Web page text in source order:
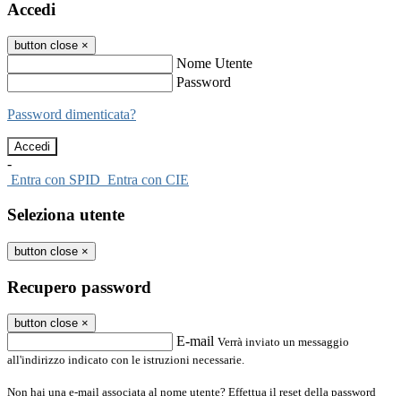
Accedi
button close ×
Nome Utente
Password
Password dimenticata?
-
Entra con SPID Entra con CIE
Seleziona utente
button close ×
Recupero password
button close ×
E-mail Verrà inviato un messaggio
all'indirizzo indicato con le istruzioni necessarie.
Non hai una e-mail associata al nome utente? Effettua il reset della password